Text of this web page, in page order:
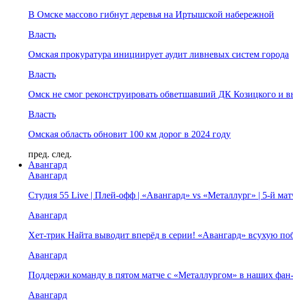
В Омске массово гибнут деревья на Иртышской набережной
Власть
Омская прокуратура инициирует аудит ливневых систем города
Власть
Омск не смог реконструировать обветшавший ДК Козицкого и
Власть
Омская область обновит 100 км дорог в 2024 году
пред. след.
Авангард
Авангард
Студия 55 Live | Плей-офф | «Авангард» vs «Металлург» | 5-й
Авангард
Хет-трик Найта выводит вперёд в серии! «Авангард» всухую
Авангард
Поддержи команду в пятом матче с «Металлургом» в наших
Авангард